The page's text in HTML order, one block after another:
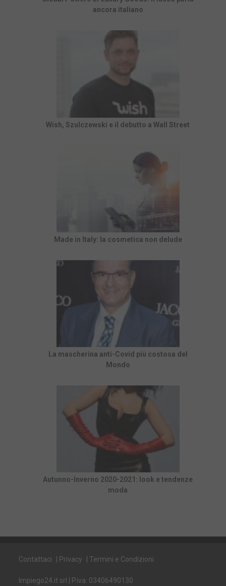
ancora italiano
Wish, Szulczewski e il debutto a Wall Street
Made in Italy: la cosmetica non delude
La mascherina anti-Covid più costosa del
Mondo
Autunno-Inverno 2020-2021: look e tendenze
moda
Contattaci Privacy Termini e Condizioni
Impiego24.it srl | P.iva: 03406490130